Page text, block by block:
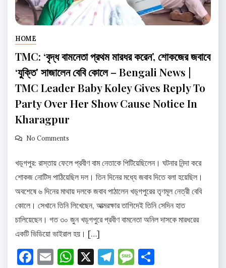
HOME
TMC: ‘বৃদ্ধ বামনেতা প্রথম মারধর করেন’, শোকজের জবাবে
‘যুক্তি’ সাজালেন বেবি কোলে – Bengali News |
TMC Leader Baby Koley Gives Reply To
Party Over Her Show Cause Notice In
Kharagpur
No Comments
খড়্গপুর: রাস্তায় ফেলে প্রবীণ বাম নেতাকে পিটিয়েছিলেন। ঘটনার নিন্দা করে
শোকজ নোটিস পাঠিয়েছিল দল। তিন দিনের মধ্যে জবাব দিতে বলা হয়েছিল।
অবশেষে ৬ দিনের মাথায় দলকে জবাব পাঠালেন খড়্গপুরের তৃণমূল নেত্রী বেবি
কোলে। সেখানে তিনি লিখেছেন, আত্মরক্ষার তাগিদেই তিনি সেদিন হাত
চালিয়েছেন। গত ৩০ জুন খড়্গপুরে প্রবীণ বামনেতা অনিল দাসকে মারধরের
একটি ভিডিয়ো ভাইরাল হয়। […]
Facebook
EmailWhatsApp
X Telegram
Message